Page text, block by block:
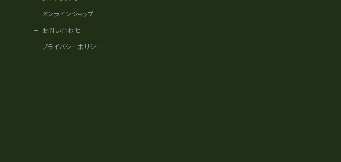
オンラインショップ
お問い合わせ
プライバシーポリシー